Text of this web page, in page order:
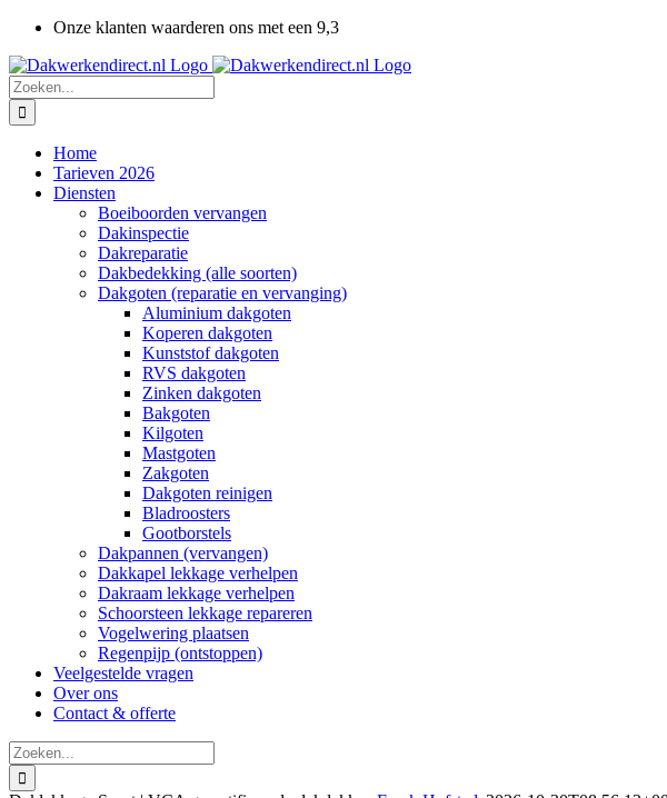
inhoud
Onze klanten waarderen ons met een 9,3
Zoeken
naar:
Home
Tarieven 2026
Diensten
Boeiboorden vervangen
Dakinspectie
Dakreparatie
Dakbedekking (alle soorten)
Dakgoten (reparatie en vervanging)
Aluminium dakgoten
Koperen dakgoten
Kunststof dakgoten
RVS dakgoten
Zinken dakgoten
Bakgoten
Kilgoten
Mastgoten
Zakgoten
Dakgoten reinigen
Bladroosters
Gootborstels
Dakpannen (vervangen)
Dakkapel lekkage verhelpen
Dakraam lekkage verhelpen
Schoorsteen lekkage repareren
Vogelwering plaatsen
Regenpijp (ontstoppen)
Veelgestelde vragen
Over ons
Contact & offerte
Zoeken
naar: